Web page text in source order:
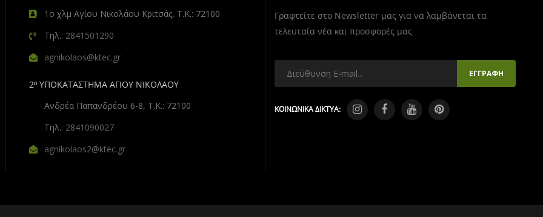
1ο χλμ Αγίου Νικολάου Κριτσάς, Τ.Κ.: 72100
Τηλ.: 2841501290
agnikolaos@ktec.gr
2º ΥΠΟΚΑΤΑΣΤΗΜΑ ΑΓΙΟΥ ΝΙΚΟΛΑΟΥ
Ανδρέα Παπανδρέου 6-8, Τ.Κ.: 72100
Τηλ.: 2841090027
agnikolaos2@ktec.gr
Γραφτείτε στο Newsletter μας για να λαμβάνεται τα
τελευταία νέα και προσφορές μας
ΚΟΙΝΩΝΙΚΑ ΔΙΚΤΥΑ: